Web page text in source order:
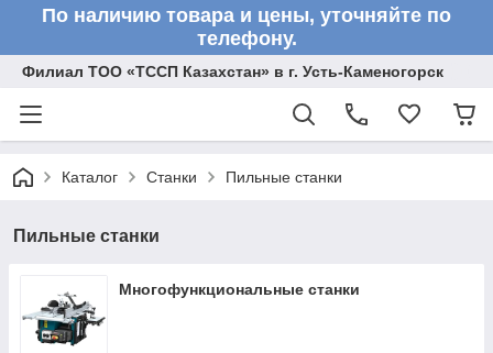
По наличию товара и цены, уточняйте по
телефону.
Филиал ТОО «ТССП Казахстан» в г. Усть-Каменогорск
Каталог Станки Пильные станки
Пильные станки
Многофункциональные станки